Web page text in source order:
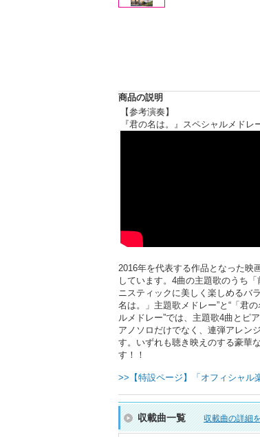
商品の説明
2016年を代表する作品となった映
しています。4曲の主題歌のうち
ニスティックに美しく楽しめるバ
名は。」主題歌メドレー”と“「君
ルメドレー”では、主題歌4曲とピ
アノソロだけでなく、連弾アレン
す。いずれも聴き映えのする豪華
す！！
>>【特設ページ】「オフィシャル
収載曲一覧 収載曲の詳細